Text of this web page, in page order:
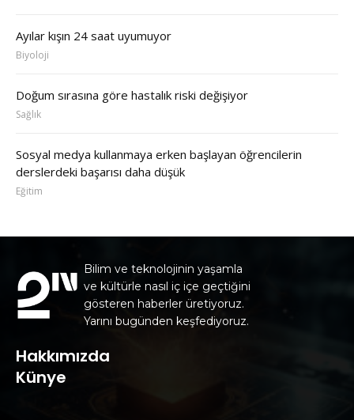
Ayılar kışın 24 saat uyumuyor
Biyoloji
Doğum sırasına göre hastalık riski değişiyor
Sağlık
Sosyal medya kullanmaya erken başlayan öğrencilerin
derslerdeki başarısı daha düşük
Eğitim
Bilim ve teknolojinin yaşamla
ve kültürle nasıl iç içe geçtiğini
gösteren haberler üretiyoruz.
Yarını bugünden keşfediyoruz.
Hakkımızda
Künye